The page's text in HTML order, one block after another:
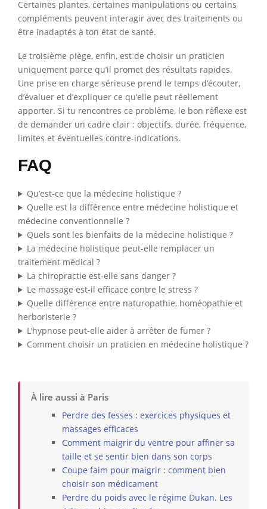
Certaines plantes, certaines manipulations ou certains
compléments peuvent interagir avec des traitements ou
être inadaptés à ton état de santé.
Le troisième piège, enfin, est de choisir un praticien
uniquement parce qu’il promet des résultats rapides.
Une prise en charge sérieuse prend le temps d’écouter,
d’évaluer et d’expliquer ce qu’elle peut réellement
apporter. Si tu rencontres ce problème, le bon réflexe est
de demander un cadre clair : objectifs, durée, fréquence,
limites et éventuelles contre-indications.
FAQ
Qu’est-ce que la médecine holistique ?
Quelle est la différence entre médecine holistique et
médecine conventionnelle ?
Quels sont les bienfaits de la médecine holistique ?
La médecine holistique peut-elle remplacer un
traitement médical ?
La chiropractie est-elle sans danger ?
Le massage est-il efficace contre le stress ?
Quelle différence entre naturopathie, homéopathie et
herboristerie ?
L’hypnose peut-elle aider à arrêter de fumer ?
Comment choisir un praticien en médecine holistique ?
À lire aussi à Paris
Perdre des fesses : exercices physiques et
massages efficaces
Comment maigrir du ventre pour affiner sa
taille et se sentir bien dans son corps
Coupe faim pour maigrir : comment bien
choisir son médicament
Perdre du poids avec le régime Dukan. Les